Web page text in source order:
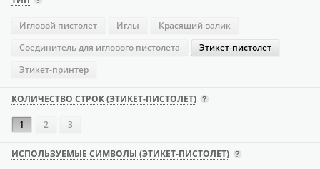
Игловой пистолет Иглы
Красящий валик
Соединитель для иглового пистолета
Этикет-пистолет
Этикет-принтер
КОЛИЧЕСТВО СТРОК (ЭТИКЕТ-ПИСТОЛЕТ)
1 2 3
ИСПОЛЬЗУЕМЫЕ СИМВОЛЫ (ЭТИКЕТ-ПИСТОЛЕТ)